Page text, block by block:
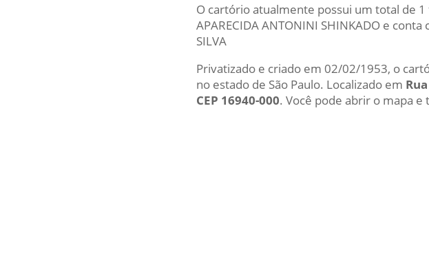
O cartório atualmente possui um total de
APARECIDA ANTONINI SHINKADO e
SILVA
Privatizado e criado em 02/02/1953, o
no estado de São Paulo. Localizado em
CEP 16940-000. Você pode abrir o mapa